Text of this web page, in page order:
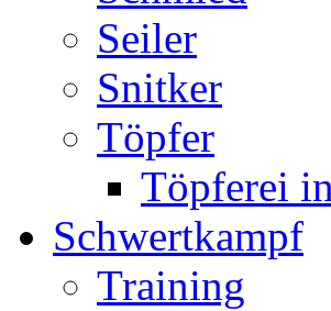
Seiler
Snitker
Töpfer
Töpferei
Schwertkampf
Training